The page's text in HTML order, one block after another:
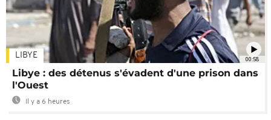
00:58
LIBYE
Libye : des détenus s'évadent d'une prison dans
l'Ouest
Il y a 6 heures